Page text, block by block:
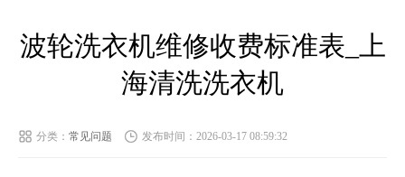
波轮洗衣机维修收费标准表_上
海清洗洗衣机
分类： 常见问题 发布时间：2026-03-17 08:59:32